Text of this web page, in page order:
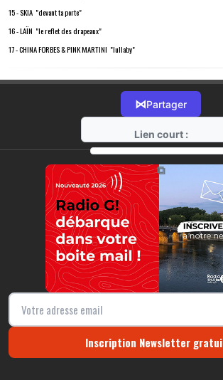
15 - SKIA "devant ta porte"
16 - LAÏN "le reflet des drapeaux"
17 - CHINA FORBES & PINK MARTINI "lullaby"
⋈Partager
Lien court :
https://radio-g.fr?21972
⧉
Inscription Newsletter